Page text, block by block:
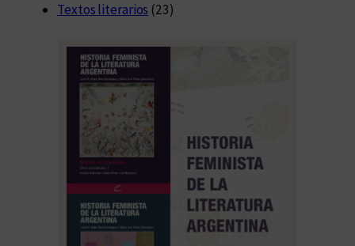
Textos literarios (23)